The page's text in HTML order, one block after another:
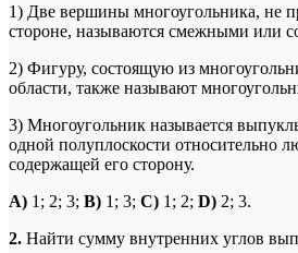
1) Две вершины многоугольника, не
стороне, называются смежными или
2) Фигуру, состоящую из
области, также называют
3) Многоугольник называется
одной полуплоскости относительно
содержащей его сторону.
A) 1; 2; 3; B) 1; 3; C) 1; 2; D) 2; 3.
2. Найти сумму внутренних углов